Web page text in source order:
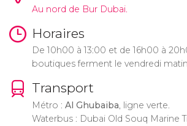
Au nord de Bur Dubai.
Horaires
De 10h00 à 13:00 et de 16h00 à
boutiques ferment le vendredi
Transport
Métro : Al Ghubaiba, ligne verte.
Waterbus : Dubai Old Souq Marine